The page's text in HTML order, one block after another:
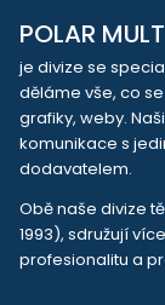
POLAR
je divize se
děláme vše, co
grafiky, weby.
komunikace s
dodavatelem.
Obě naše divize
1993), sdružují
profesionalitu a